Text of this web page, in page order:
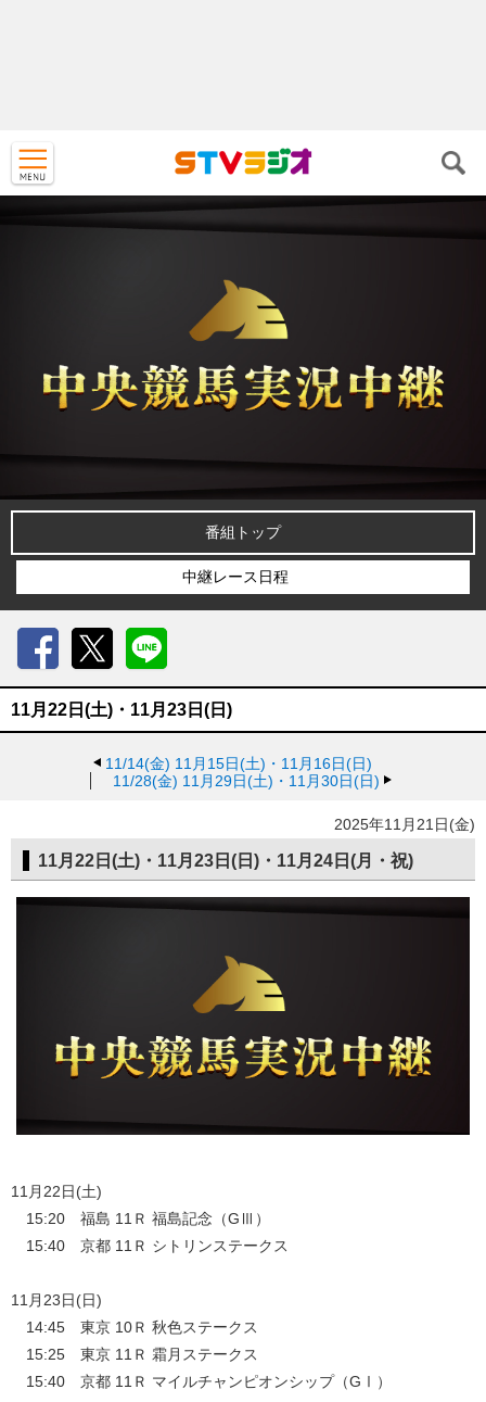
番組トップ
中継レース日程
11月22日(土)・11月23日(日)
11/14(金) 11月15日(土)・11月16日(日)
11/28(金) 11月29日(土)・11月30日(日)
2025年11月21日(金)
11月22日(土)・11月23日(日)・11月24日(月・祝)
11月22日(土)
15:20 福島 11Ｒ 福島記念（GⅢ）
15:40 京都 11Ｒ シトリンステークス
11月23日(日)
14:45 東京 10Ｒ 秋色ステークス
15:25 東京 11Ｒ 霜月ステークス
15:40 京都 11Ｒ マイルチャンピオンシップ（GⅠ）